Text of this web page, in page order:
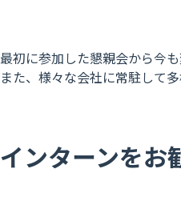
最初に参加した懇親会から今
また、様々な会社に常駐して
インターンをお